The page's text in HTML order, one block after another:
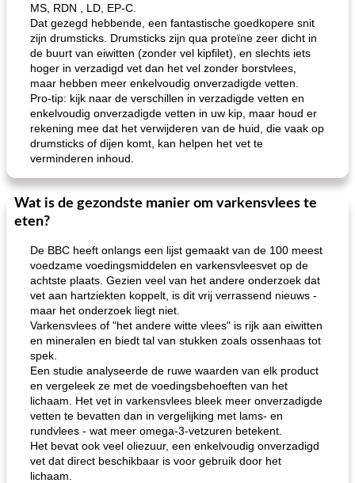
MS, RDN , LD, EP-C.
Dat gezegd hebbende, een fantastische goedkopere snit
zijn drumsticks. Drumsticks zijn qua proteïne zeer dicht in
de buurt van eiwitten (zonder vel kipfilet), en slechts iets
hoger in verzadigd vet dan het vel zonder borstvlees,
maar hebben meer enkelvoudig onverzadigde vetten.
Pro-tip: kijk naar de verschillen in verzadigde vetten en
enkelvoudig onverzadigde vetten in uw kip, maar houd er
rekening mee dat het verwijderen van de huid, die vaak op
drumsticks of dijen komt, kan helpen het vet te
verminderen inhoud.
Wat is de gezondste manier om varkensvlees te
eten?
De BBC heeft onlangs een lijst gemaakt van de 100 meest
voedzame voedingsmiddelen en varkensvleesvet op de
achtste plaats. Gezien veel van het andere onderzoek dat
vet aan hartziekten koppelt, is dit vrij verrassend nieuws -
maar het onderzoek liegt niet.
Varkensvlees of "het andere witte vlees" is rijk aan eiwitten
en mineralen en biedt tal van stukken zoals ossenhaas tot
spek.
Een studie analyseerde de ruwe waarden van elk product
en vergeleek ze met de voedingsbehoeften van het
lichaam. Het vet in varkensvlees bleek meer onverzadigde
vetten te bevatten dan in vergelijking met lams- en
rundvlees - wat meer omega-3-vetzuren betekent.
Het bevat ook veel oliezuur, een enkelvoudig onverzadigd
vet dat direct beschikbaar is voor gebruik door het
lichaam.